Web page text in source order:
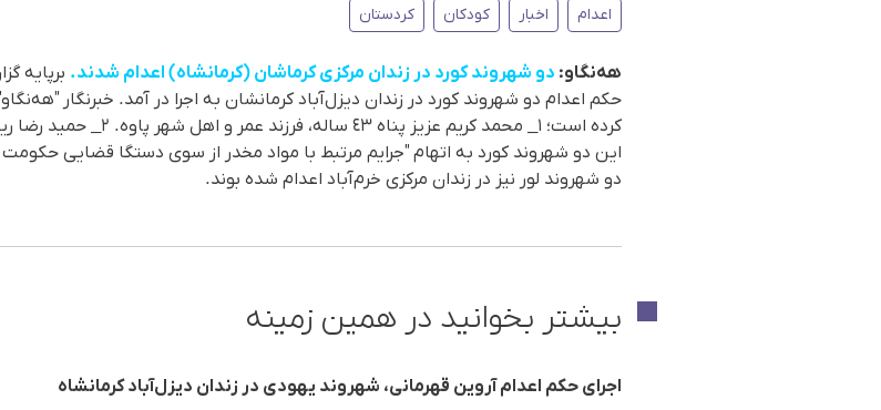
اعدام اخبار کودکان کردستان
هەنگاو: دو شهروند کورد در زندان مرکزی کرماشان (کرمانشاه) اعدام شدند.
حکم اعدام دو شهروند کورد در زندان دیزل‌آباد کرمانشان بە اجرا در آمد. خبرنگار
این دو شهروند کورد بە اتهام "جرایم مرتبط با مواد مخدر از سوی دستگا قضایی
دو شهروند لور نیز در زندان مرکزی خرم‌آباد اعدام شدە بوند.
بیشتر بخوانید در همین زمینه
اجرای حکم اعدام آروین قهرمانی، شهروند یهودی در زندان دیزل‌آباد کرمانشاه